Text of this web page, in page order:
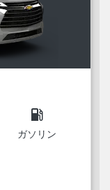
local_gas_station
ガソリン